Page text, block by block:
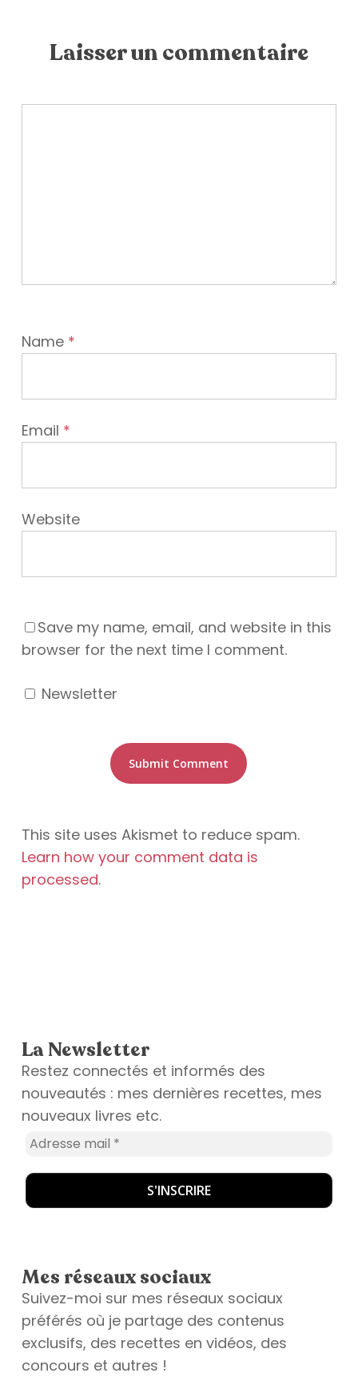
Laisser un commentaire
Name *
Email *
Website
Save my name, email, and website in this
browser for the next time I comment.
Newsletter
This site uses Akismet to reduce spam.
Learn how your comment data is
processed.
La Newsletter
Restez connectés et informés des
nouveautés : mes dernières recettes, mes
nouveaux livres etc.
Mes réseaux sociaux
Suivez-moi sur mes réseaux sociaux
préférés où je partage des contenus
exclusifs, des recettes en vidéos, des
concours et autres !